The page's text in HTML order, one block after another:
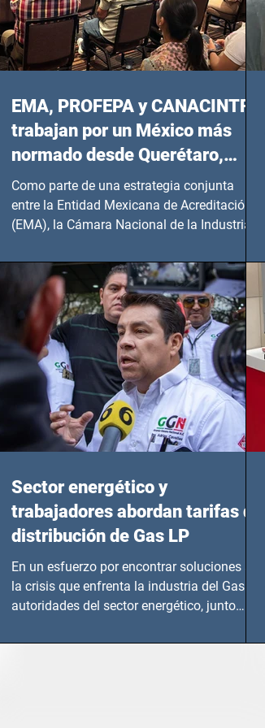
EMA, PROFEPA y CANACINTRA
trabajan por un México más
normado desde Querétaro,
Hidalgo y BCS
Como parte de una estrategia conjunta
entre la Entidad Mexicana de Acreditación
(EMA), la Cámara Nacional de la Industria
Sector energético y
trabajadores abordan tarifas de
distribución de Gas LP
En un esfuerzo por encontrar soluciones a
la crisis que enfrenta la industria del Gas LP,
autoridades del sector energético, junto